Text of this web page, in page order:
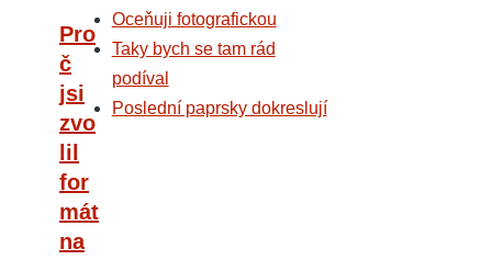
Pro
č
jsi
zvo
lil
for
mát
na
Oceňuji fotografickou
Taky bych se tam rád
podíval
Poslední paprsky dokreslují